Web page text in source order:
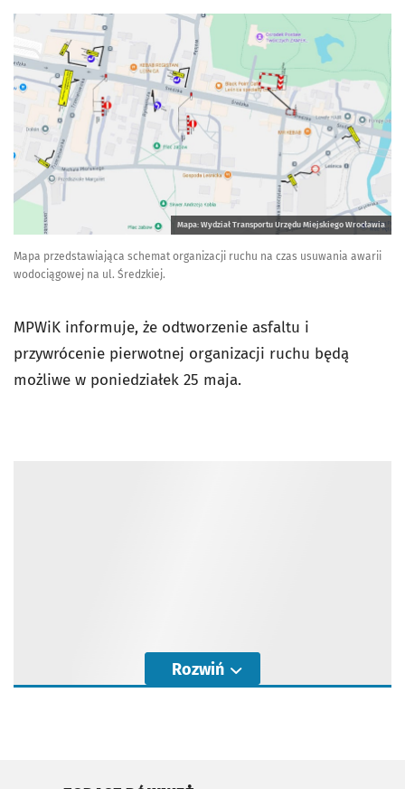
Mapa: Wydział Transportu Urzędu Miejskiego Wrocławia
Mapa przedstawiająca schemat organizacji ruchu na czas usuwania awarii
wodociągowej na ul. Średzkiej.
MPWiK informuje, że odtworzenie asfaltu i
przywrócenie pierwotnej organizacji ruchu będą
możliwe w poniedziałek 25 maja.
Rozwiń